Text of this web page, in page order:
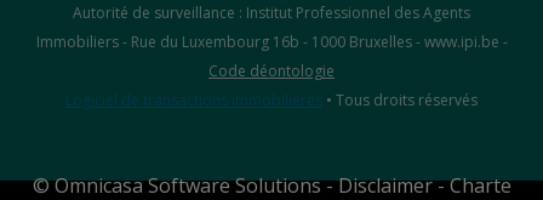
Autorité de surveillance : Institut Professionnel des Agents
Immobiliers - Rue du Luxembourg 16b - 1000 Bruxelles - www.ipi.be -
Code déontologie
Logiciel de transactions immobilières • Tous droits réservés
©Omnicasa Software Solutions-Disclaimer-Charte